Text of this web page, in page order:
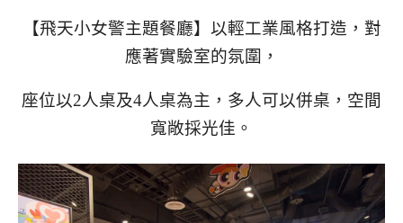
【飛天小女警主題餐廳】以輕工業風格打造，對
應著實驗室的氛圍，
座位以2人桌及4人桌為主，多人可以併桌，空間
寬敞採光佳。